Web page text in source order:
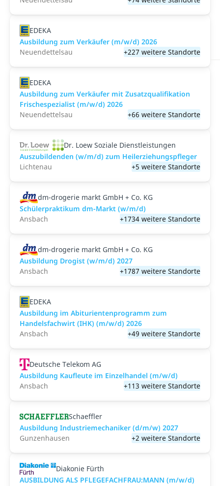
EDEKA
Ausbildung zum Verkäufer (m/w/d) 2026
Neuendettelsau
+227 weitere Standorte
EDEKA
Ausbildung zum Verkäufer mit Zusatzqualifikation
Frischespezialist (m/w/d) 2026
Neuendettelsau
+66 weitere Standorte
Dr. Loew Soziale Dienstleistungen
Auszubildenden (w/m/d) zum Heilerziehungspfleger
Lichtenau
+5 weitere Standorte
dm-drogerie markt GmbH + Co. KG
Schülerpraktikum dm-Markt (w/m/d)
Ansbach
+1734 weitere Standorte
dm-drogerie markt GmbH + Co. KG
Ausbildung Drogist (w/m/d) 2027
Ansbach
+1787 weitere Standorte
EDEKA
Ausbildung im Abiturientenprogramm zum
Handelsfachwirt (IHK) (m/w/d) 2026
Ansbach
+49 weitere Standorte
Deutsche Telekom AG
Ausbildung Kaufleute im Einzelhandel (m/w/d)
Ansbach
+113 weitere Standorte
Schaeffler
Ausbildung Industriemechaniker (d/m/w) 2027
Gunzenhausen
+2 weitere Standorte
Diakonie Fürth
AUSBILDUNG ALS PFLEGEFACHFRAU:MANN (m/w/d)